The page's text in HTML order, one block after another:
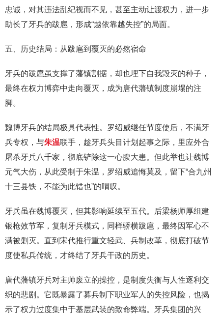
忠诚，对其违法乱纪视而不见，甚至主动让渡权力，进一步
助长了牙兵的跋扈，形成“越依靠越失控”的局面。
五、历史结局：从跋扈到覆灭的必然宿命
牙兵的跋扈虽支撑了藩镇割据，却也埋下自我毁灭的种子，
最终在权力博弈中走向覆灭，成为唐代藩镇制度崩塌的注
脚。
魏博牙兵的结局极具代表性。罗绍威继任节度使后，不满牙
兵专权，与朱温联手，趁牙兵头目计划起事之际，里应外合
屠杀牙兵八千家，彻底铲除这一心腹大患。但此举也让魏博
元气大伤，从此受制于朱温，罗绍威追悔莫及，留下“合九州
十三县铁，不能为此错也”的喟叹。
牙兵虽在魏博覆灭，但其影响延续至五代。后梁杨师厚组建
银枪效节军，复制牙兵模式，同样骄横跋扈，最终因军心不
满被剿灭。直到宋代推行重文轻武、兵制改革，彻底打破节
度使私兵传统，才终结了牙兵干政的历史。
唐代藩镇牙兵对主帅废立的操控，是制度失衡与人性逐利交
织的悲剧。它既暴露了募兵制下职业军人的失控风险，也揭
示了权力过度集中于基层武装的致命弊端。牙兵集团的兴